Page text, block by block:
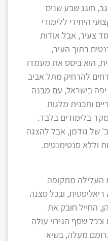
חוגג שבע שנים
היחידי ללימודי
צעיר, אבל אודות
בתוך העיר,
הוא ביסס את מעמדו
להרחיק מתל אביב
יפה בישראל, עם מבנה
ותכנית מלגות
בלימודים בלבד.
ב' של גודמן, אבל להצגה
וללא סנטימנטים.
העלילה מתקופה
ובכל סצנה
החייל חובק את
שסף הגירוי עולה
מעלה, בשיא